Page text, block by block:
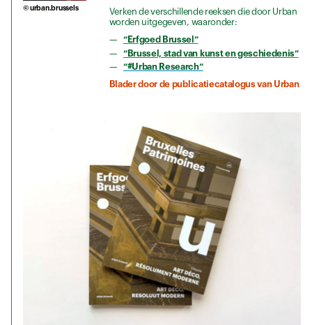
© urban.brussels
Verken de verschillende reeksen die door Urban
worden uitgegeven, waaronder:
“Erfgoed Brussel”
“Brussel, stad van kunst en geschiedenis”
“#Urban Research”
Blader door de publicatiecatalogus van Urban